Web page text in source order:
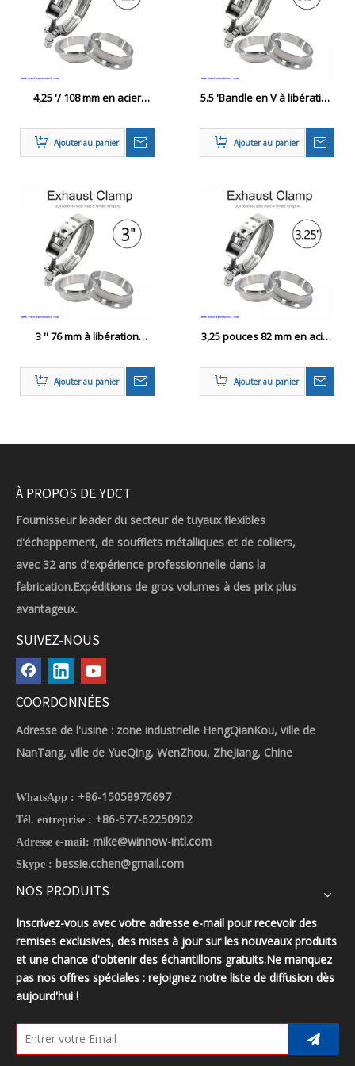
4,25 '/ 108 mm en acier
Clamp en bande V + bride
Ajouter au panier
5.5 'Bandle en V à libération
à épuisement du tuyau de
turbo en acier inoxydable
Ajouter au panier
3 '' 76 mm à libération
d'échappement
Échappement en acier
inoxydable Femelle mâle
Ajouter au panier
3,25 pouces 82 mm en acier
Pince de tube de tube à
bande V avec bride
Ajouter au panier
À PROPOS DE YDCT
Fournisseur leader du secteur de tuyaux flexibles
d'échappement, de soufflets métalliques et de colliers,
avec 32 ans d'expérience professionnelle dans la
fabrication.Expéditions de gros volumes à des prix plus
avantageux.
SUIVEZ-NOUS
COORDONNÉES
Adresse de l'usine : zone industrielle HengQianKou, ville de
NanTang, ville de YueQing, WenZhou, ZheJiang, Chine
WhatsApp : +86-15058976697
Tél. entreprise : +86-577-62250902
Adresse e-mail: mike@winnow-intl.com
Skype : bessie.cchen@gmail.com
NOS PRODUITS
Inscrivez-vous avec votre adresse e-mail pour recevoir des
remises exclusives, des mises à jour sur les nouveaux produits
et une chance d'obtenir des échantillons gratuits.Ne manquez
pas nos offres spéciales : rejoignez notre liste de diffusion dès
aujourd'hui !